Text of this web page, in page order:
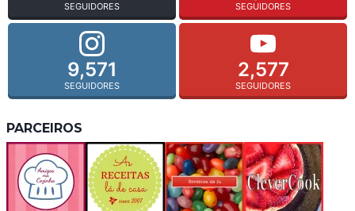
SEGUIDORES SEGUIDORES
9,571
SEGUIDORES
2,577
SEGUIDORES
PARCEIROS